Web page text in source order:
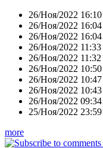
26/Ноя/2022 16:10
26/Ноя/2022 16:04
26/Ноя/2022 16:04
26/Ноя/2022 11:33
26/Ноя/2022 11:32
26/Ноя/2022 10:50
26/Ноя/2022 10:47
26/Ноя/2022 10:43
26/Ноя/2022 09:34
25/Ноя/2022 23:59
more